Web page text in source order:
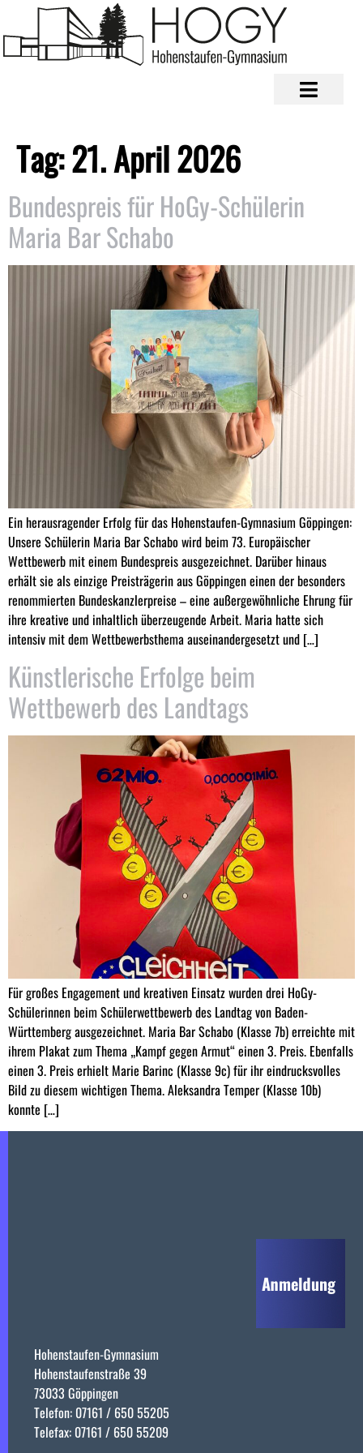
Tag:21. April 2026
Bundespreis für HoGy-Schülerin
Maria Bar Schabo
Ein herausragender Erfolg für das Hohenstaufen-Gymnasium Göppingen:
Unsere Schülerin Maria Bar Schabo wird beim 73. Europäischer
Wettbewerb mit einem Bundespreis ausgezeichnet. Darüber hinaus
erhält sie als einzige Preisträgerin aus Göppingen einen der besonders
renommierten Bundeskanzlerpreise – eine außergewöhnliche Ehrung für
ihre kreative und inhaltlich überzeugende Arbeit. Maria hatte sich
intensiv mit dem Wettbewerbsthema auseinandergesetzt und […]
Künstlerische Erfolge beim
Wettbewerb des Landtags
Für großes Engagement und kreativen Einsatz wurden drei HoGy-
Schülerinnen beim Schülerwettbewerb des Landtag von Baden-
Württemberg ausgezeichnet. Maria Bar Schabo (Klasse 7b) erreichte mit
ihrem Plakat zum Thema „Kampf gegen Armut“ einen 3. Preis. Ebenfalls
einen 3. Preis erhielt Marie Barinc (Klasse 9c) für ihr eindrucksvolles
Bild zu diesem wichtigen Thema. Aleksandra Temper (Klasse 10b)
konnte […]
Hohenstaufen-Gymnasium
Hohenstaufenstraße 39
73033 Göppingen
Telefon: 07161 / 650 55205
Telefax: 07161 / 650 55209